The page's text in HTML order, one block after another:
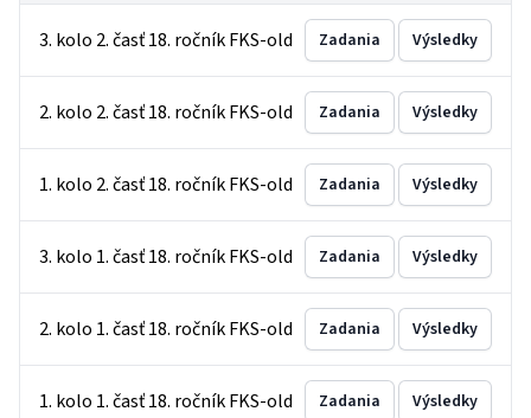
3. kolo 2. časť 18. ročník FKS-old Zadania Výsledky
2. kolo 2. časť 18. ročník FKS-old Zadania Výsledky
1. kolo 2. časť 18. ročník FKS-old Zadania Výsledky
3. kolo 1. časť 18. ročník FKS-old Zadania Výsledky
2. kolo 1. časť 18. ročník FKS-old Zadania Výsledky
1. kolo 1. časť 18. ročník FKS-old Zadania Výsledky